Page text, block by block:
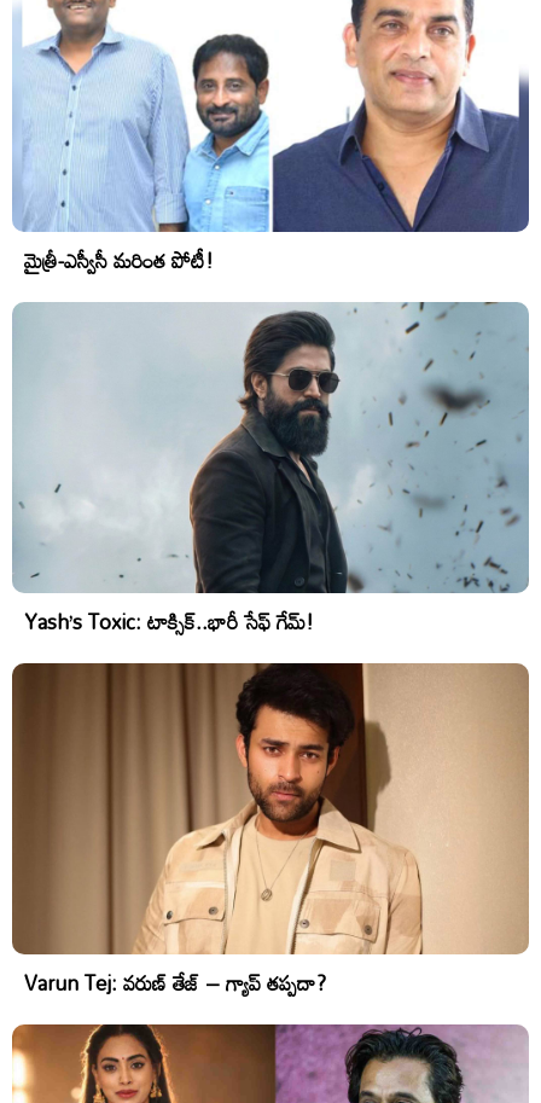
మైత్రీ-ఎస్వీసీ మరింత పోటీ!
Yash’s Toxic: టాక్సిక్..భారీ సేఫ్ గేమ్!
Varun Tej: వరుణ్ తేజ్ – గ్యాప్ తప్పదా?